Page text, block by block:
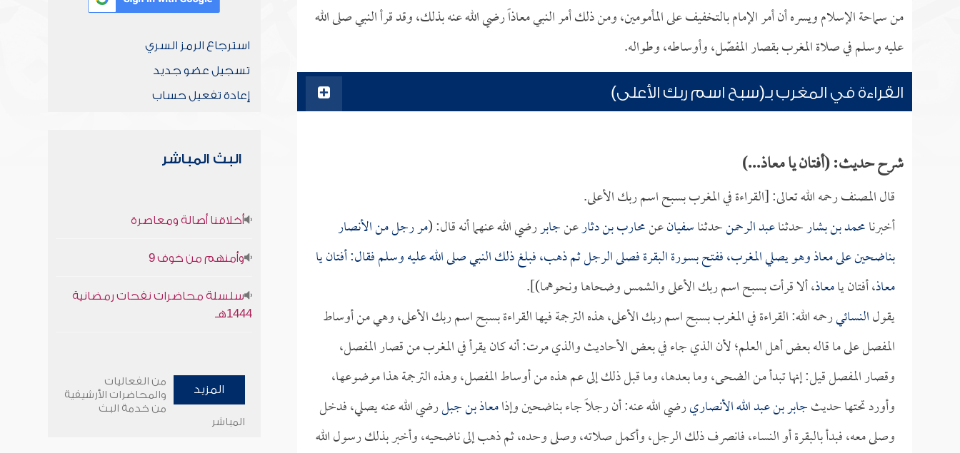
من سماحة الإسلام ويسره أن أمر الإمام بالتخفيف على المأمومين، ومن ذلك أمر النبي معاذاً رضي الله عنه بذلك، وقد قرأ النبي صلى الله
عليه وسلم في صلاة المغرب بقصار المفصّل، وأوساطه، وطواله.
القراءة في المغرب بـ(سبح اسم ربك الأعلى)
شرح حديث: (أفتان يا معاذ...)
قال المصنف رحمه الله تعالى: [القراءة في المغرب بسبح اسم ربك الأعلى.
أخبرنامحمد بن بشارحدثناعبد الرحمنحدثناسفيانعنمحارب بن دثارعنجابررضي الله عنهما أنه قال: (مر رجل من الأنصار
بناضحين علىمعاذوهو يصلي المغرب، ففتح بسورة البقرة فصلى الرجل ثم ذهب، فبلغ ذلك النبي صلى الله عليه وسلم فقال: أفتان يا
معاذ، أفتان يامعاذ، ألا قرأت بسبح اسم ربك الأعلى والشمس وضحاها ونحوهما)].
يقولالنسائيرحمه الله: القراءة في المغرب بسبح اسم ربك الأعلى، هذه الترجمة فيها القراءة بسبح اسم ربك الأعلى، وهي من أوساط
المفصل على ما قاله بعض أهل العلم؛ لأن الذي جاء في بعض الأحاديث والذي مرت: أنه كان يقرأ في المغرب من قصار المفصل،
وقصار المفصل قيل: إنها تبدأ من الضحى، وما بعدها، وما قبل ذلك إلى عم هذه من أوساط المفصل، وهذه الترجمة هذا موضوعها،
وأورد تحتها حديثجابر بن عبد الله الأنصاريرضي الله عنه: أن رجلاً جاء بناضحين وإذامعاذ بن جبلرضي الله عنه يصلي، فدخل
وصلى معه، فبدأ بالبقرة أو النساء، فانصرف ذلك الرجل، وأكمل صلاته، وصلى وحده، ثم ذهب إلى ناضحيه، وأخبر بذلك رسول الله
استرجاع الرمز السري
تسجيل عضو جديد
إعادة تفعيل حساب
البث المباشر
أخلاقنا أصالة ومعاصرة
وأمنهم من خوف 9
سلسلة محاضرات نفحات رمضانية
1444هـ
المزيد
من الفعاليات
والمحاضرات الأرشيفية
من خدمة البث
المباشر